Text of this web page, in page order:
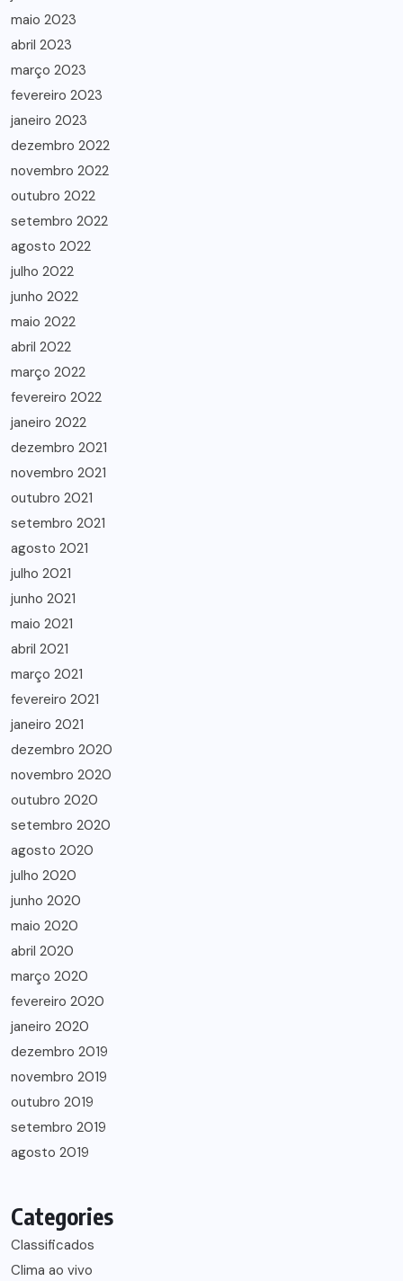
maio 2023
abril 2023
março 2023
fevereiro 2023
janeiro 2023
dezembro 2022
novembro 2022
outubro 2022
setembro 2022
agosto 2022
julho 2022
junho 2022
maio 2022
abril 2022
março 2022
fevereiro 2022
janeiro 2022
dezembro 2021
novembro 2021
outubro 2021
setembro 2021
agosto 2021
julho 2021
junho 2021
maio 2021
abril 2021
março 2021
fevereiro 2021
janeiro 2021
dezembro 2020
novembro 2020
outubro 2020
setembro 2020
agosto 2020
julho 2020
junho 2020
maio 2020
abril 2020
março 2020
fevereiro 2020
janeiro 2020
dezembro 2019
novembro 2019
outubro 2019
setembro 2019
agosto 2019
Categories
Classificados
Clima ao vivo